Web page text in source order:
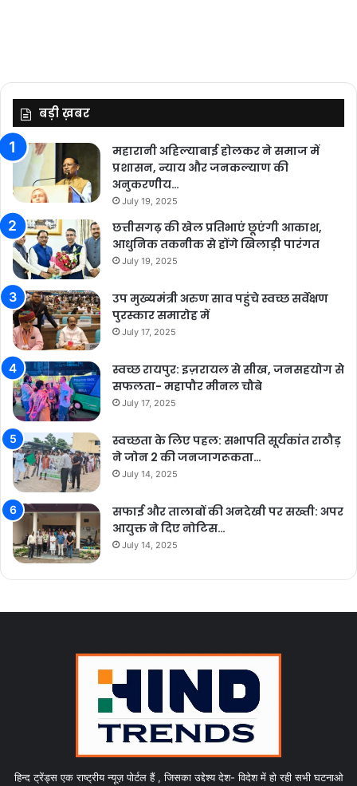
बड़ी ख़बर
महारानी अहिल्याबाई होलकर ने समाज में
प्रशासन, न्याय और जनकल्याण की
अनुकरणीय…
July 19, 2025
छत्तीसगढ़ की खेल प्रतिभाएं छूएंगी आकाश,
आधुनिक तकनीक से होंगे खिलाड़ी पारंगत
July 19, 2025
उप मुख्यमंत्री अरुण साव पहुंचे स्वच्छ सर्वेक्षण
पुरस्कार समारोह में
July 17, 2025
स्वच्छ रायपुर: इज़रायल से सीख, जनसहयोग से
सफलता- महापौर मीनल चौबे
July 17, 2025
स्वच्छता के लिए पहल: सभापति सूर्यकांत राठौड़
ने जोन 2 की जनजागरूकता…
July 14, 2025
सफाई और तालाबों की अनदेखी पर सख्ती: अपर
आयुक्त ने दिए नोटिस…
July 14, 2025
हिन्द ट्रेंड्स एक राष्ट्रीय न्यूज़ पोर्टल हैं , जिसका उद्देश्य देश- विदेश में हो रही सभी घटनाओ